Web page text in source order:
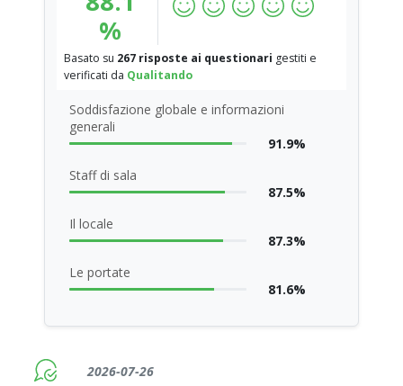
2026-07-26
%
Basato su 267 risposte ai questionari gestiti e
verificati da Qualitando
Soddisfazione globale e informazioni
generali
91.9%
Staff di sala
87.5%
Il locale
87.3%
Le portate
81.6%